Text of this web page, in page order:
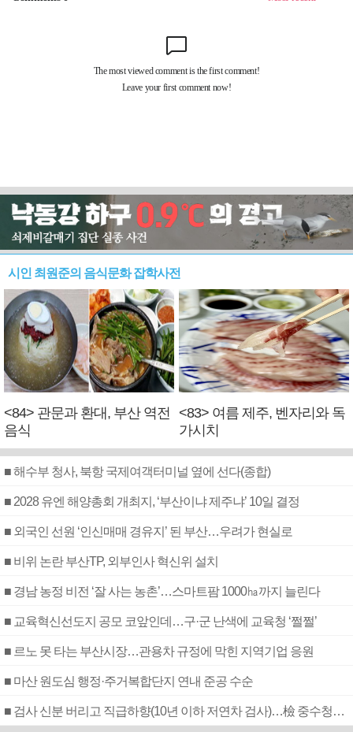
시인 최원준의 음식문화 잡학사전
<84> 관문과 환대, 부산 역전
음식
<83> 여름 제주, 벤자리와 독
가시치
■ 해수부 청사, 북항 국제여객터미널 옆에 선다(종합)
■ 2028 유엔 해양총회 개최지, ‘부산이냐 제주냐’ 10일 결정
■ 외국인 선원 ‘인신매매 경유지’ 된 부산…우려가 현실로
■ 비위 논란 부산TP, 외부인사 혁신위 설치
■ 경남 농정 비전 ‘잘 사는 농촌’…스마트팜 1000㏊까지 늘린다
■ 교육혁신선도지 공모 코앞인데…구·군 난색에 교육청 ‘쩔쩔’
■ 르노 못 타는 부산시장…관용차 규정에 막힌 지역기업 응원
■ 마산 원도심 행정·주거복합단지 연내 준공 수순
■ 검사 신분 버리고 직급하향(10년 이하 저연차 검사)…檢 중수청행 기피